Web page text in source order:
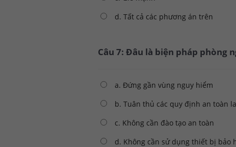
d. Tất cả các phương án trên
Câu 7: Đâu là biện pháp phòng
a. Đứng gần vùng nguy hiểm
b. Tuân thủ các quy định an toàn
c. Không cần đào tạo an toàn
d. Không cần sử dụng thiết bị bảo